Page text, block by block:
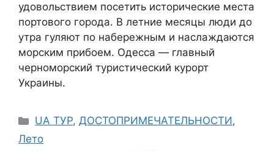
удовольствием посетить исторические места
портового города. В летние месяцы люди до
утра гуляют по набережным и наслаждаются
морским прибоем. Одесса — главный
черноморский туристический курорт
Украины.
Рубрики
UA ТУР,ДОСТОПРИМЕЧАТЕЛЬНОСТИ,
Лето